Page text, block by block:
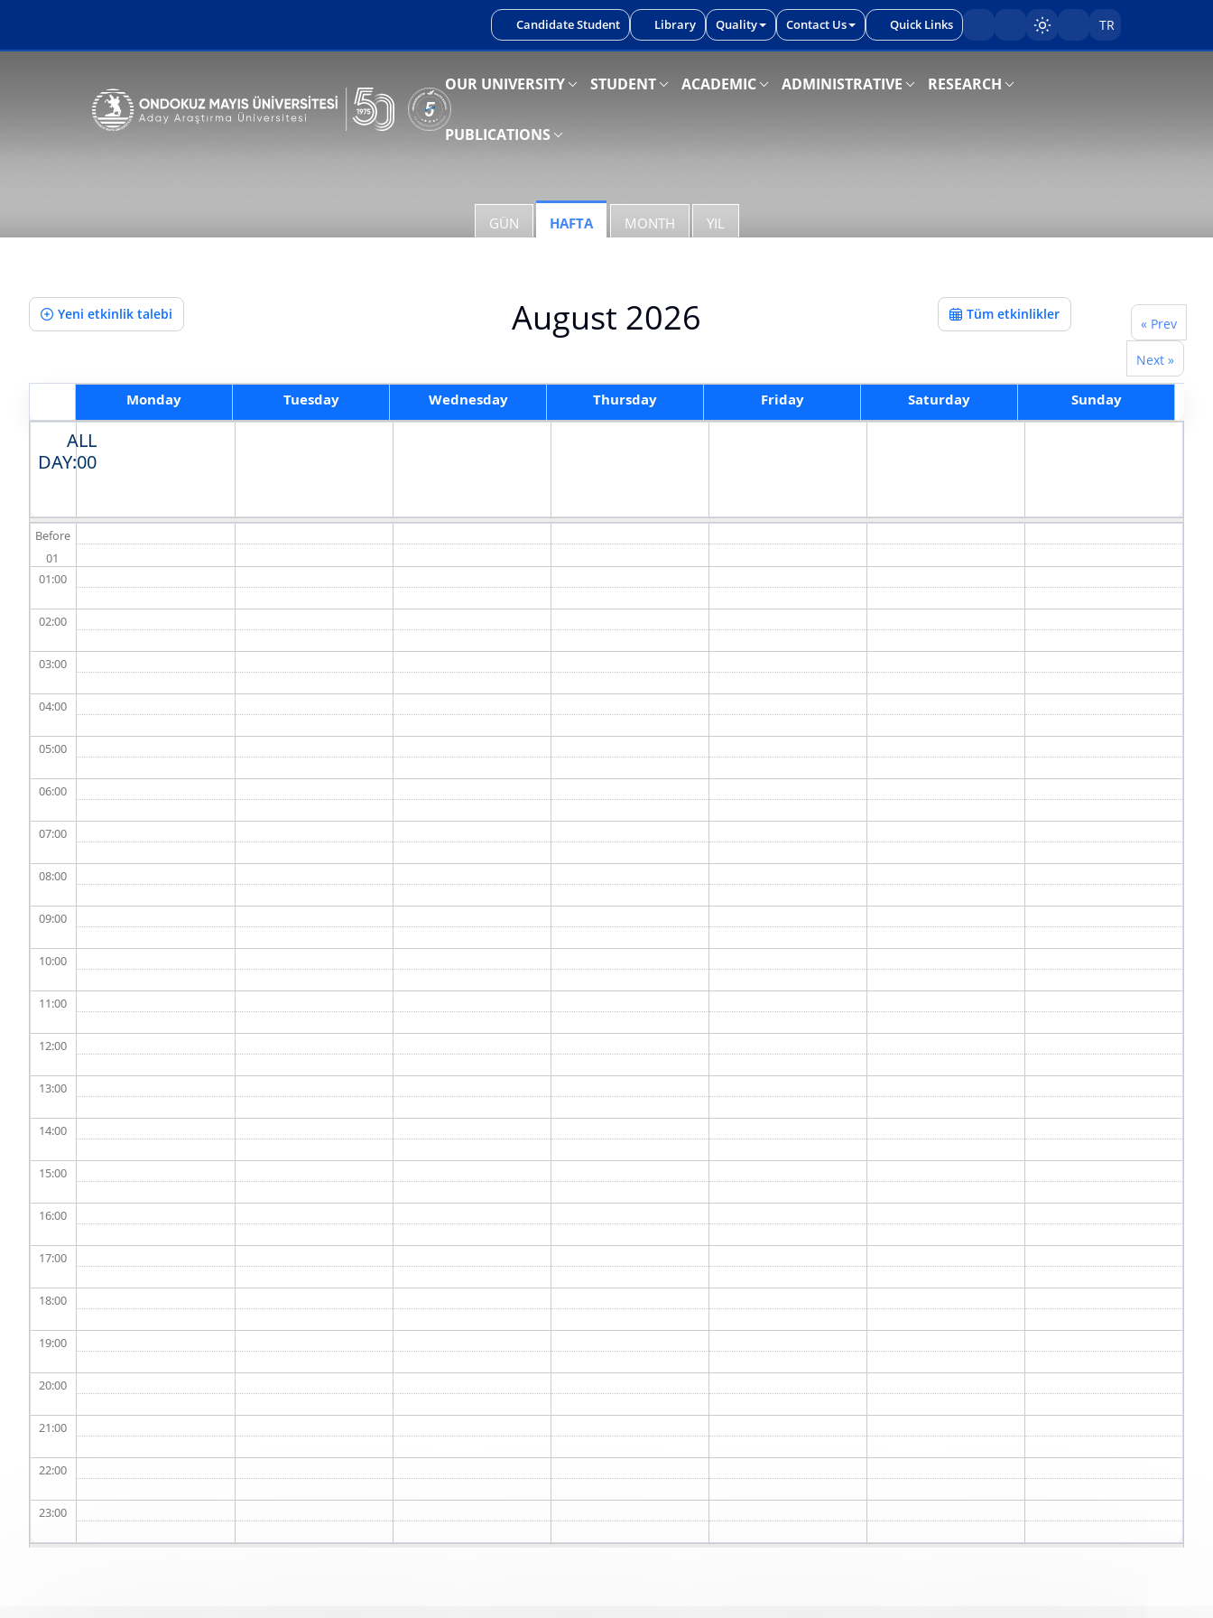
OUR UNIVERSITY STUDENT ACADEMIC ADMINISTRATIVE RESEARCH
PUBLICATIONS
Candidate Student Library Quality Contact Us Quick Links Sayfayı karart/aç
TR
GÜN HAFTA MONTH YIL
Tüm etkinlikler
Yeni etkinlik talebi August 2026 « Prev
Next »
Monday Tuesday Wednesday Thursday Friday Saturday Sunday
ALL
DAY
Before
01
01
02
03
04
05
06
07
08
09
10
11
12
13
14
15
16
17
18
19
20
21
22
23